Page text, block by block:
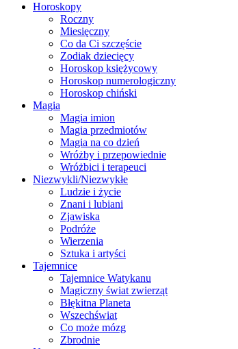
Horoskopy
Roczny
Miesięczny
Co da Ci szczęście
Zodiak dziecięcy
Horoskop księżycowy
Horoskop numerologiczny
Horoskop chiński
Magia
Magia imion
Magia przedmiotów
Magia na co dzień
Wróżby i przepowiednie
Wróżbici i terapeuci
Niezwykli/Niezwykłe
Ludzie i życie
Znani i lubiani
Zjawiska
Podróże
Wierzenia
Sztuka i artyści
Tajemnice
Tajemnice Watykanu
Magiczny świat zwierząt
Błękitna Planeta
Wszechświat
Co może mózg
Zbrodnie